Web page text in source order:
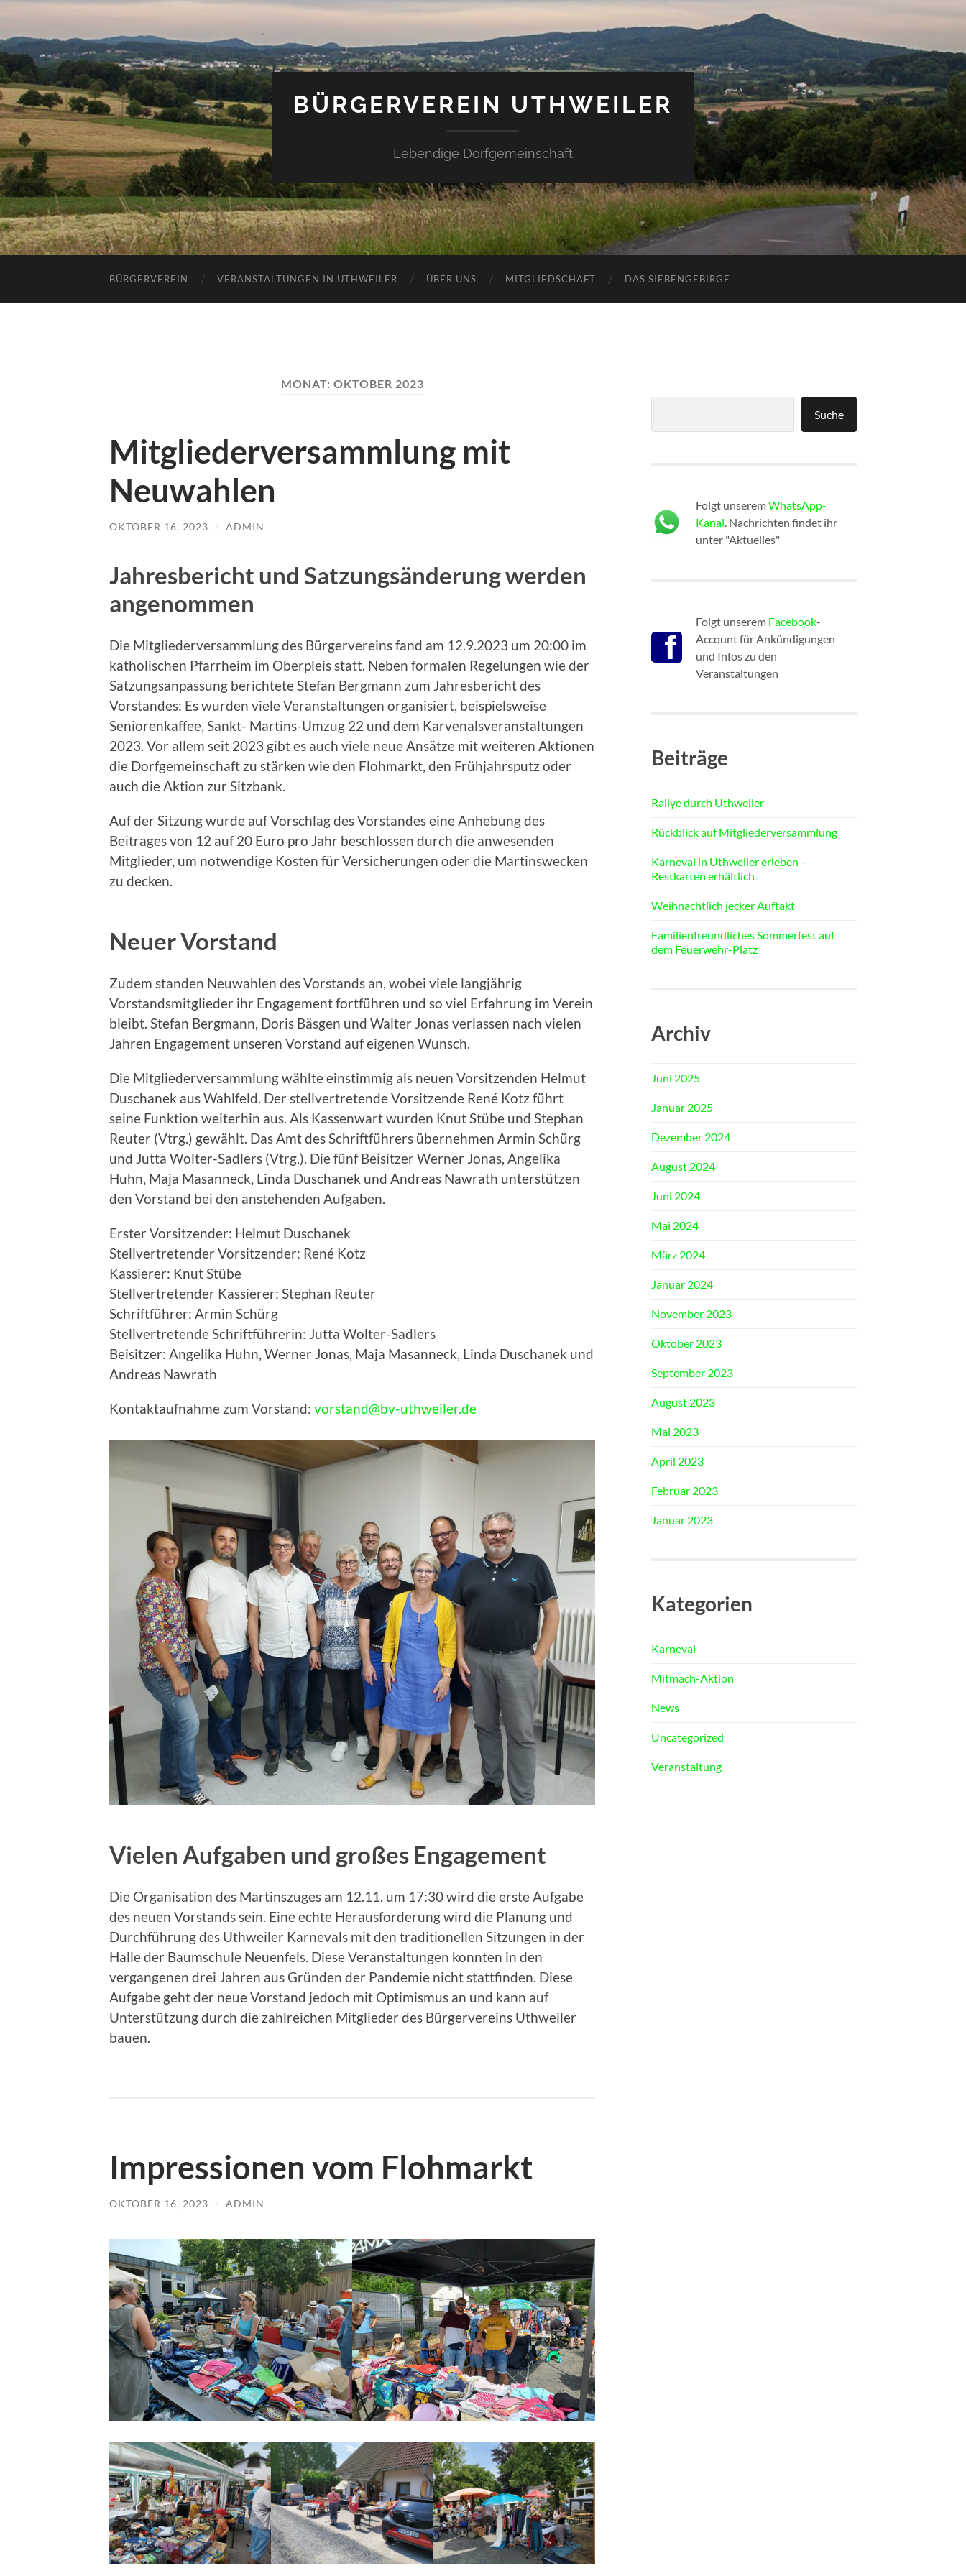
BÜRGERVEREIN UTHWEILER
Lebendige Dorfgemeinschaft
BÜRGERVEREIN VERANSTALTUNGEN IN UTHWEILER ÜBER UNS MITGLIEDSCHAFT DAS SIEBENGEBIRGE
MONAT: OKTOBER 2023
Mitgliederversammlung mit
Neuwahlen
OKTOBER 16, 2023 / ADMIN
Jahresbericht und Satzungsänderung werden
angenommen
Die Mitgliederversammlung des Bürgervereins fand am 12.9.2023 um 20:00 im
katholischen Pfarrheim im Oberpleis statt. Neben formalen Regelungen wie der
Satzungsanpassung berichtete Stefan Bergmann zum Jahresbericht des
Vorstandes: Es wurden viele Veranstaltungen organisiert, beispielsweise
Seniorenkaffee, Sankt- Martins-Umzug 22 und dem Karvenalsveranstaltungen
2023. Vor allem seit 2023 gibt es auch viele neue Ansätze mit weiteren Aktionen
die Dorfgemeinschaft zu stärken wie den Flohmarkt, den Frühjahrsputz oder
auch die Aktion zur Sitzbank.
Auf der Sitzung wurde auf Vorschlag des Vorstandes eine Anhebung des
Beitrages von 12 auf 20 Euro pro Jahr beschlossen durch die anwesenden
Mitglieder, um notwendige Kosten für Versicherungen oder die Martinswecken
zu decken.
Neuer Vorstand
Zudem standen Neuwahlen des Vorstands an, wobei viele langjährig
Vorstandsmitglieder ihr Engagement fortführen und so viel Erfahrung im Verein
bleibt. Stefan Bergmann, Doris Bäsgen und Walter Jonas verlassen nach vielen
Jahren Engagement unseren Vorstand auf eigenen Wunsch.
Die Mitgliederversammlung wählte einstimmig als neuen Vorsitzenden Helmut
Duschanek aus Wahlfeld. Der stellvertretende Vorsitzende René Kotz führt
seine Funktion weiterhin aus. Als Kassenwart wurden Knut Stübe und Stephan
Reuter (Vtrg.) gewählt. Das Amt des Schriftführers übernehmen Armin Schürg
und Jutta Wolter-Sadlers (Vtrg.). Die fünf Beisitzer Werner Jonas, Angelika
Huhn, Maja Masanneck, Linda Duschanek und Andreas Nawrath unterstützen
den Vorstand bei den anstehenden Aufgaben.
Erster Vorsitzender: Helmut Duschanek
Stellvertretender Vorsitzender: René Kotz
Kassierer: Knut Stübe
Stellvertretender Kassierer: Stephan Reuter
Schriftführer: Armin Schürg
Stellvertretende Schriftführerin: Jutta Wolter-Sadlers
Beisitzer: Angelika Huhn, Werner Jonas, Maja Masanneck, Linda Duschanek und
Andreas Nawrath
Kontaktaufnahme zum Vorstand: vorstand@bv-uthweiler.de
Vielen Aufgaben und großes Engagement
Die Organisation des Martinszuges am 12.11. um 17:30 wird die erste Aufgabe
des neuen Vorstands sein. Eine echte Herausforderung wird die Planung und
Durchführung des Uthweiler Karnevals mit den traditionellen Sitzungen in der
Halle der Baumschule Neuenfels. Diese Veranstaltungen konnten in den
vergangenen drei Jahren aus Gründen der Pandemie nicht stattfinden. Diese
Aufgabe geht der neue Vorstand jedoch mit Optimismus an und kann auf
Unterstützung durch die zahlreichen Mitglieder des Bürgervereins Uthweiler
bauen.
Impressionen vom Flohmarkt
OKTOBER 16, 2023 / ADMIN
Suche
Folgt unseremWhatsApp-
Kanal . Nachrichten findet ihr
unter "Aktuelles"
Folgt unserem Facebook-
Account für Ankündigungen
und Infos zu den
Veranstaltungen
Beiträge
Rallye durch Uthweiler
Rückblick auf Mitgliederversammlung
Karneval in Uthweiler erleben –
Restkarten erhältlich
Weihnachtlich jecker Auftakt
Familienfreundliches Sommerfest auf
dem Feuerwehr-Platz
Archiv
Juni 2025
Januar 2025
Dezember 2024
August 2024
Juni 2024
Mai 2024
März 2024
Januar 2024
November 2023
Oktober 2023
September 2023
August 2023
Mai 2023
April 2023
Februar 2023
Januar 2023
Kategorien
Karneval
Mitmach-Aktion
News
Uncategorized
Veranstaltung